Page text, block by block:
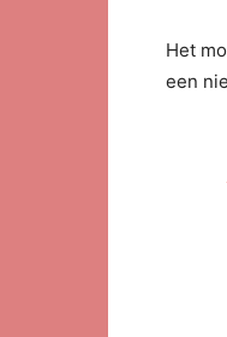
Het
een